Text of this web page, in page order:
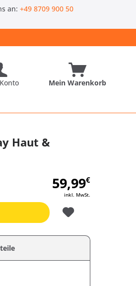
an:+49 8709 900 50
Mein Warenkorb
Haut &
59,99€
inkl. MwSt.